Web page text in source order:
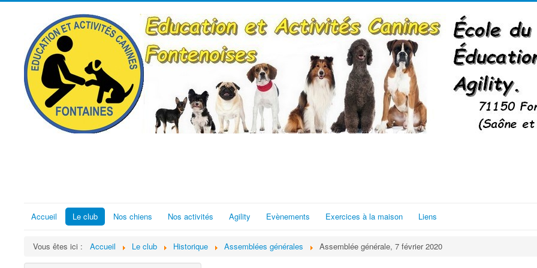
Accueil Le club Nos chiens Nos activités Agility Evènements Exercices à la maison Liens
Vous êtes ici : Accueil Le club Historique Assemblées générales Assemblée générale, 7 février 2020